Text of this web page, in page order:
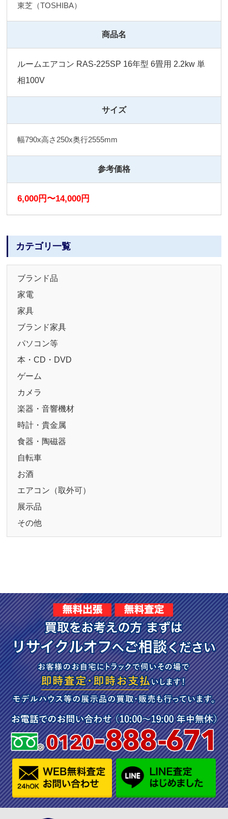
東芝（TOSHIBA）
商品名
ルームエアコン RAS-225SP 16年型 6畳用 2.2kw 単
相100V
サイズ
幅790x高さ250x奥行2555mm
参考価格
6,000円〜14,000円
カテゴリ一覧
ブランド品
家電
家具
ブランド家具
パソコン等
本・CD・DVD
ゲーム
カメラ
楽器・音響機材
時計・貴金属
食器・陶磁器
自転車
お酒
エアコン（取外可）
展示品
その他